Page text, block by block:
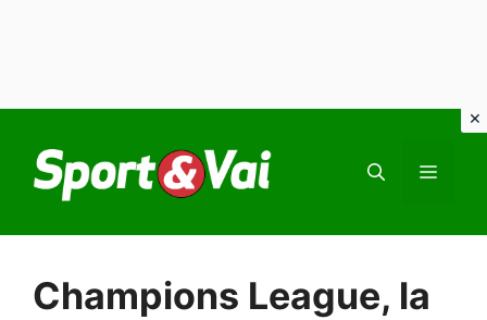
contenuto
Champions League, la